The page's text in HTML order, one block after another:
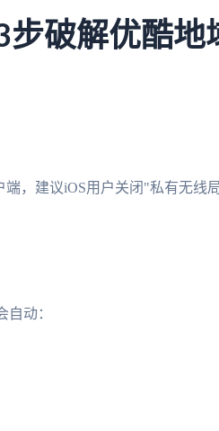
破解优酷地
端，建议iOS用户关闭"私有无线
动：